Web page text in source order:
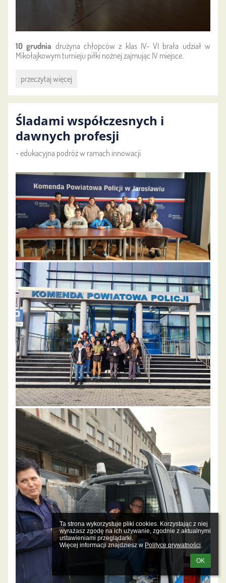
Ta strona wykorzystuje pliki cookies. Korzystając z niej
wyrażasz zgodę na ich używanie, zgodnie z aktualnymi
ustawieniami przeglądarki.
Więcej informacji znajdziesz w Polityce prywatności.
OK
10 grudnia drużyna chłopców z klas IV- VI brała udział w
Mikołajkowym turnieju piłki nożnej zajmując IV miejsce.
Nasza
sportowa:
przeczytaj więcej
Śladami współczesnych i
dawnych profesji
- edukacyjna podróż w ramach innowacji